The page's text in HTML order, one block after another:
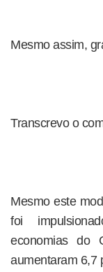
Mesmo assim,
Transcrevo o
Mesmo este
foi
economias do
aumentaram 6,7